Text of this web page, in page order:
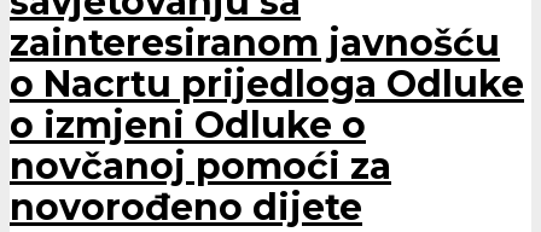
zainteresiranom javnošću
o Nacrtu prijedloga Odluke
o izmjeni Odluke o
novčanoj pomoći za
novorođeno dijete